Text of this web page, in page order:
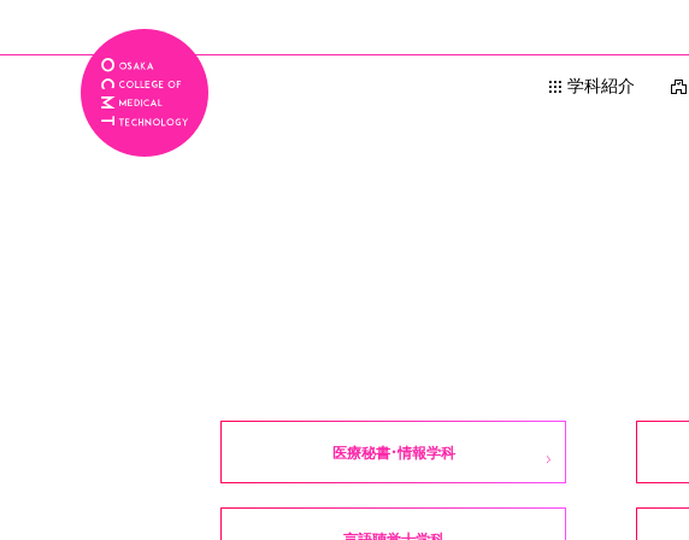
学科紹介
医療秘書・情報学科